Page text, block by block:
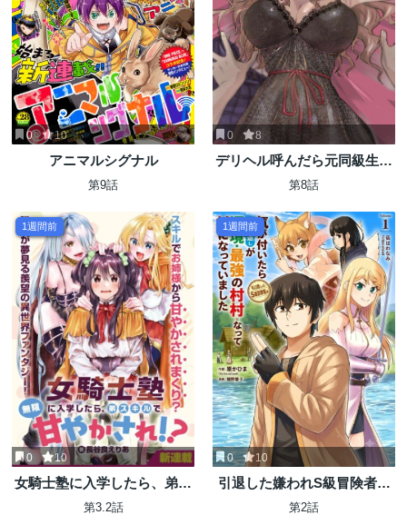
0 10
アニマルシグナル
第9話
0 8
デリヘル呼んだら元同級生が
来た
第8話
1週間前
0 10
女騎士塾に入学したら、弟ス
キルで無限甘やかされ!?
第3.2話
1週間前
0 10
引退した嫌われS級冒険者は
スローライフに浸りたいのに!
第2話